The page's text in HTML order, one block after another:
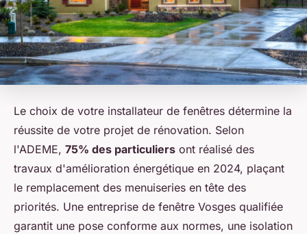
Le choix de votre installateur de fenêtres détermine la
réussite de votre projet de rénovation. Selon
l'ADEME, 75% des particuliers ont réalisé des
travaux d'amélioration énergétique en 2024, plaçant
le remplacement des menuiseries en tête des
priorités. Une entreprise de fenêtre Vosges qualifiée
garantit une pose conforme aux normes, une isolation